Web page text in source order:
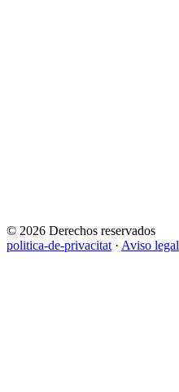
© 2026 Derechos reservados
politica-de-privacitat · Aviso legal